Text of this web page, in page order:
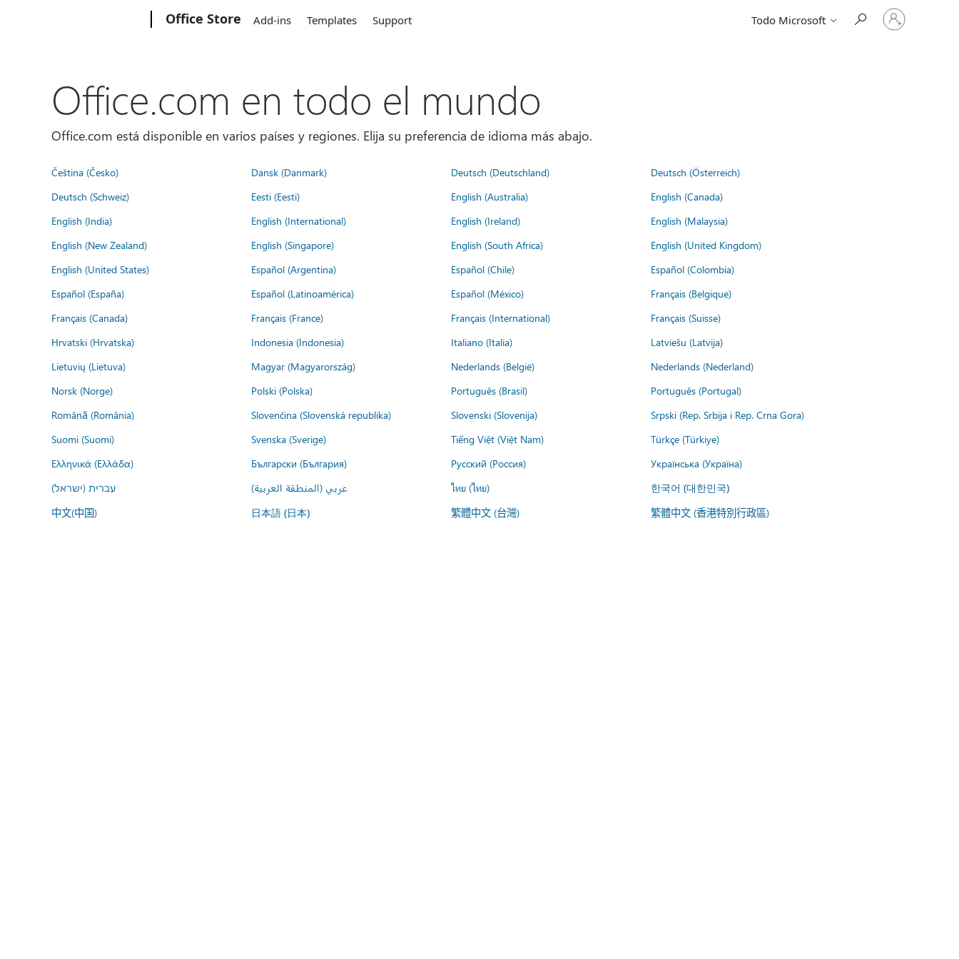
Office Store Add-ins Templates Support Todo Microsoft
Iniciar
sesión
Office.com en todo el mundo
Office.com está disponible en varios países y regiones. Elija su preferencia de idioma más abajo.
Čeština (Česko) Dansk (Danmark) Deutsch (Deutschland)
Deutsch (Österreich)
Deutsch (Schweiz)
Eesti (Eesti) English (Australia)
English (Canada)
English (India)
English (International) English (Ireland)
English (Malaysia)
English (New Zealand)
English (Singapore) English (South Africa)
English (United Kingdom)
English (United States)
Español (Argentina) Español (Chile)
Español (Colombia)
Español (España)
Español (Latinoamérica) Español (México)
Français (Belgique)
Français (Canada)
Français (France) Français (International)
Français (Suisse)
Hrvatski (Hrvatska)
Indonesia (Indonesia) Italiano (Italia)
Latviešu (Latvija)
Lietuvių (Lietuva)
Magyar (Magyarország) Nederlands (België)
Nederlands (Nederland)
Norsk (Norge)
Polski (Polska) Português (Brasil)
Português (Portugal)
Română (România)
Slovenčina (Slovenská republika) Slovenski (Slovenija)
Srpski (Rep. Srbija i Rep. Crna Gora)
Suomi (Suomi)
Svenska (Sverige) Tiếng Việt (Việt Nam)
Türkçe (Türkiye)
Ελληνικά (Ελλάδα)
Български (България) Русский (Россия)
Українська (Україна)
עברית (ישראל)
عربي (المنطقة العربية) ไทย (ไทย) 한국어 (대한민국)
中文(中国) 日本語 (日本) 繁體中文 (台灣) 繁體中文 (香港特別行政區)